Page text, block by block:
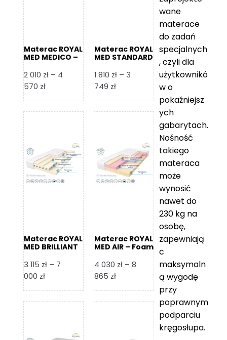
Materac ROYAL
MED MEDICO –
2 010 zł – 4
570 złZakres
od
4
570 zł
Materac ROYAL
MED STANDARD
1 810 zł – 3
749 złZakres
od
3
749 zł
Materac ROYAL
MED BRILLIANT
3 115 zł – 7
000 złZakres
od
Materac ROYAL
MED AIR – Foam
4 030 zł – 8
865 złZakres
od
wane
materace
do zadań
specjalnych
, czyli dla
użytkownikó
w o
pokaźniejsz
ych
gabarytach.
Nośność
takiego
materaca
może
wynosić
nawet do
230 kg na
osobę,
zapewniają
c
maksymaln
ą wygodę
przy
poprawnym
podparciu
kręgosłupa.